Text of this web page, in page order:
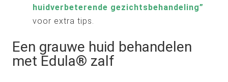
huidverbeterende gezichtsbehandeling”
voor extra tips.
Een grauwe huid behandelen
met Edula® zalf